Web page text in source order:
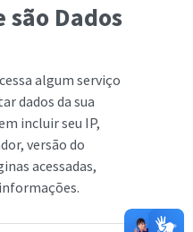
são Dados
algum serviço
dados da sua
incluir seu IP,
versão do
acessadas,